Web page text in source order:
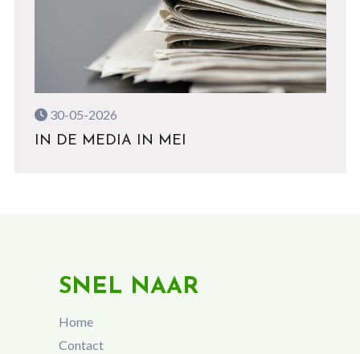
30-05-2026
IN DE MEDIA IN MEI
SNEL NAAR
Home
Contact